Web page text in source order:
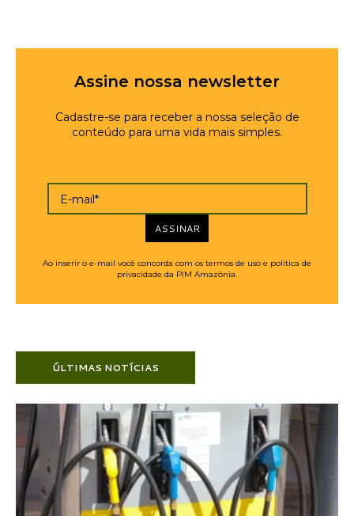
Assine nossa newsletter
Cadastre-se para receber a nossa seleção de
conteúdo para uma vida mais simples.
E-mail*
ASSINAR
Ao inserir o e-mail você concorda com os termos de uso e política de
privacidade da PIM Amazônia.
ÚLTIMAS NOTÍCIAS